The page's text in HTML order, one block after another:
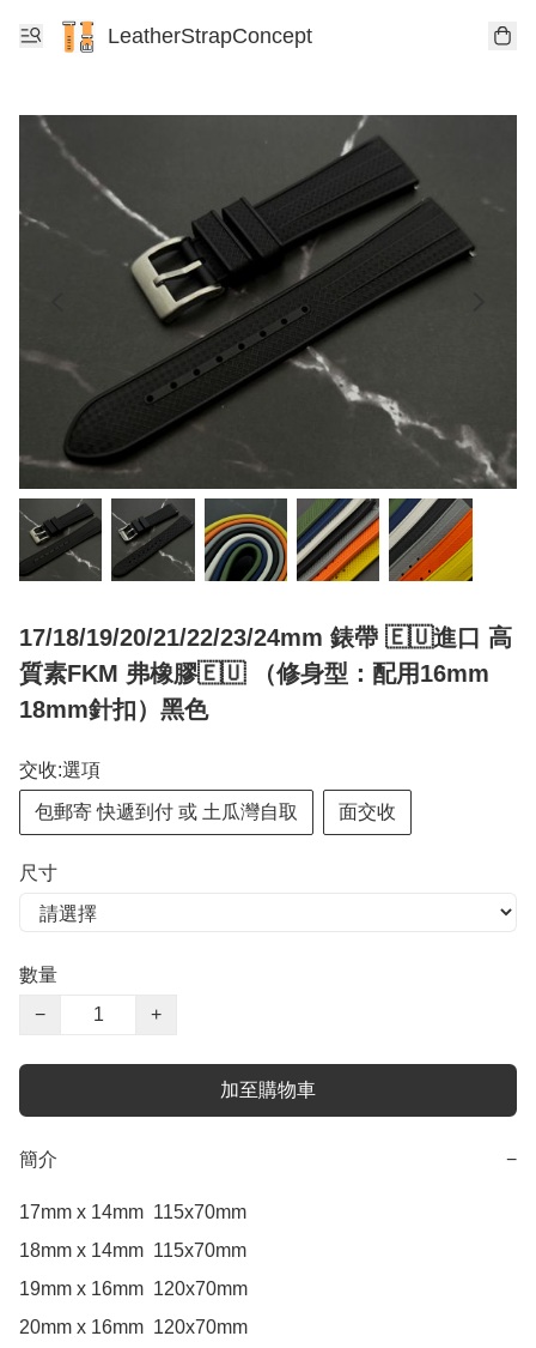
LeatherStrapConcept
17/18/19/20/21/22/23/24mm 錶帶 🇪🇺進口 高
質素FKM 弗橡膠🇪🇺 （修身型：配用16mm
18mm針扣）黑色
交收:選項
包郵寄 快遞到付 或 土瓜灣自取 面交收
尺寸
數量
−
+
加至購物車
簡介 −
17mm x 14mm  115x70mm
18mm x 14mm  115x70mm
19mm x 16mm  120x70mm
20mm x 16mm  120x70mm